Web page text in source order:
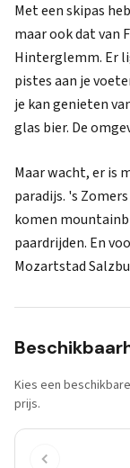
Met een skipas
maar ook dat van
Hinterglemm. Er
pistes aan je
je kan genieten
glas bier. De
Maar wacht, er is
paradijs. 's
komen
paardrijden. En
Mozartstad
Kies een
prijs.